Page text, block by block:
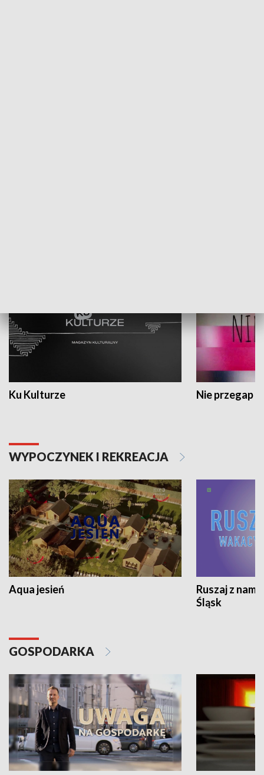
Ku Kulturze Nie przegap
WYPOCZYNEK I REKREACJA
Aqua jesień
Ruszaj z
Śląsk
GOSPODARKA